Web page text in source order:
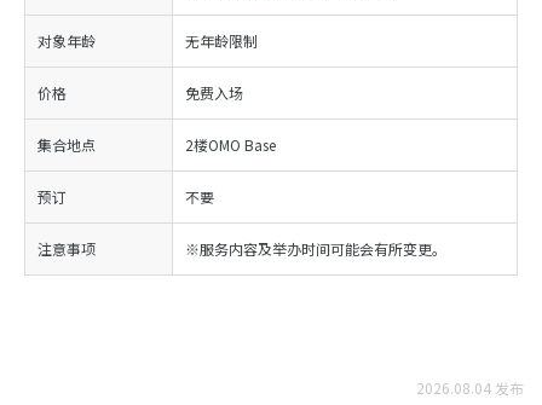
对象年龄 无年龄限制
价格 免费入场
集合地点 2楼OMO Base
预订 不要
注意事项 ※服务内容及举办时间可能会有所变更。
2026.08.04 发布